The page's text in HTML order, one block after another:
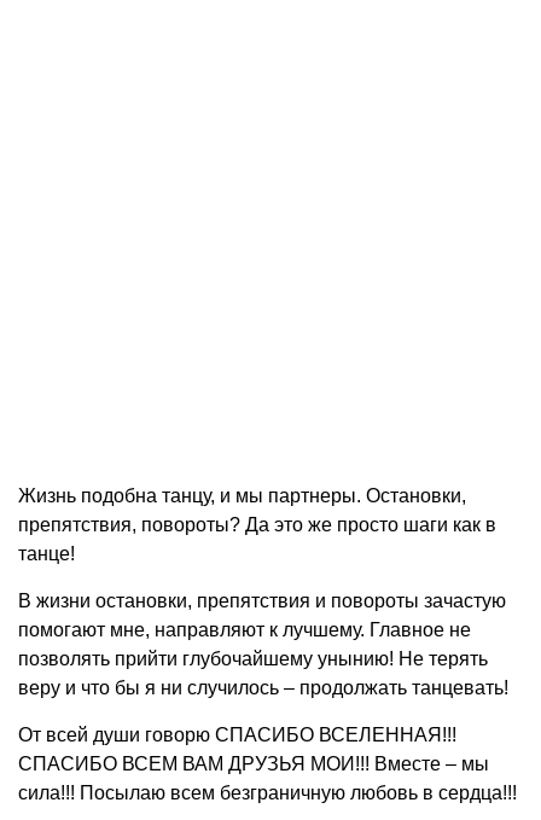
Жизнь подобна танцу, и мы партнеры. Остановки,
препятствия, повороты? Да это же просто шаги как в
танце!
В жизни остановки, препятствия и повороты зачастую
помогают мне, направляют к лучшему. Главное не
позволять прийти глубочайшему унынию! Не терять
веру и что бы я ни случилось – продолжать танцевать!
От всей души говорю СПАСИБО ВСЕЛЕННАЯ!!!
СПАСИБО ВСЕМ ВАМ ДРУЗЬЯ МОИ!!! Вместе – мы
сила!!! Посылаю всем безграничную любовь в сердца!!!